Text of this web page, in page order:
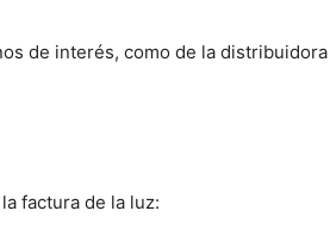
de interés, como de la distribuidora
factura de la luz: